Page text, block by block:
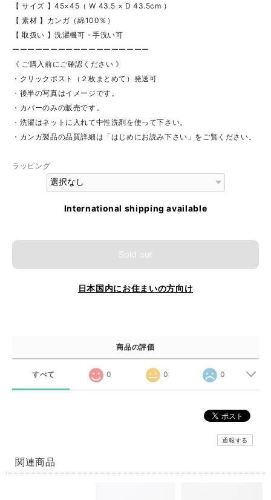
【 サイズ 】45×45（ W 43.5 × D 43.5cm ）
【 素材 】カンガ（綿100％）
【 取扱い 】洗濯機可・手洗い可
ーーーーーーーーーーーーーーーーーー
《 ご購入前にご確認ください 》
・クリックポスト（２枚まとめて）発送可
・後半の写真はイメージです。
・カバーのみの販売です。
・洗濯はネットに入れて中性洗剤を使って下さい。
・カンガ製品の品質詳細は「はじめにお読み下さい」をご覧ください。
ラッピング
International shipping available
Sold out
日本国内にお住まいの方向け
商品の評価
すべて 0 0 0
通報する
関連商品